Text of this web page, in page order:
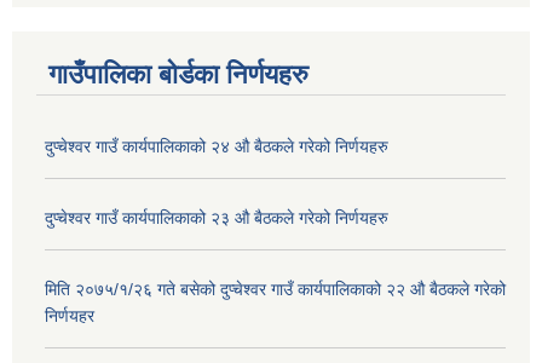
गाउँपालिका बोर्डका निर्णयहरु
दुप्चेश्वर गाउँ कार्यपालिकाको २४ औ बैठकले गरेको निर्णयहरु
दुप्चेश्वर गाउँ कार्यपालिकाको २३ औ बैठकले गरेको निर्णयहरु
मिति २०७५/१/२६ गते बसेको दुप्चेश्वर गाउँ कार्यपालिकाको २२ औ बैठकले गरेको
निर्णयहर